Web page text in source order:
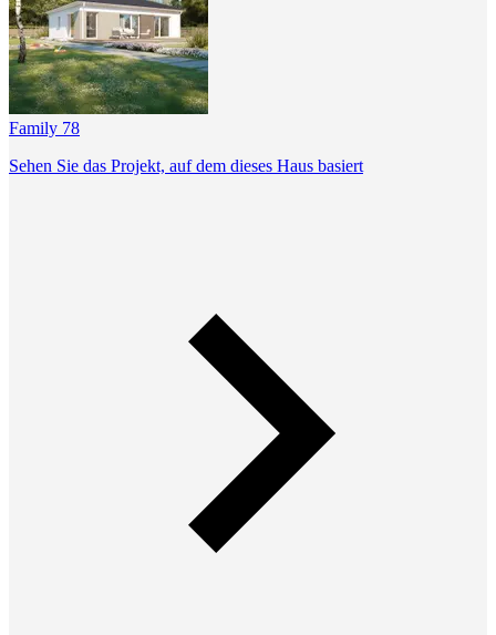
Family 78
Sehen Sie das Projekt, auf dem dieses Haus basiert